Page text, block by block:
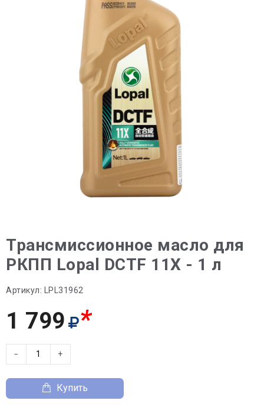
Трансмиссионное масло для
РКПП Lopal DCTF 11X - 1 л
Артикул: LPL31962
1 799 *
− +
Купить